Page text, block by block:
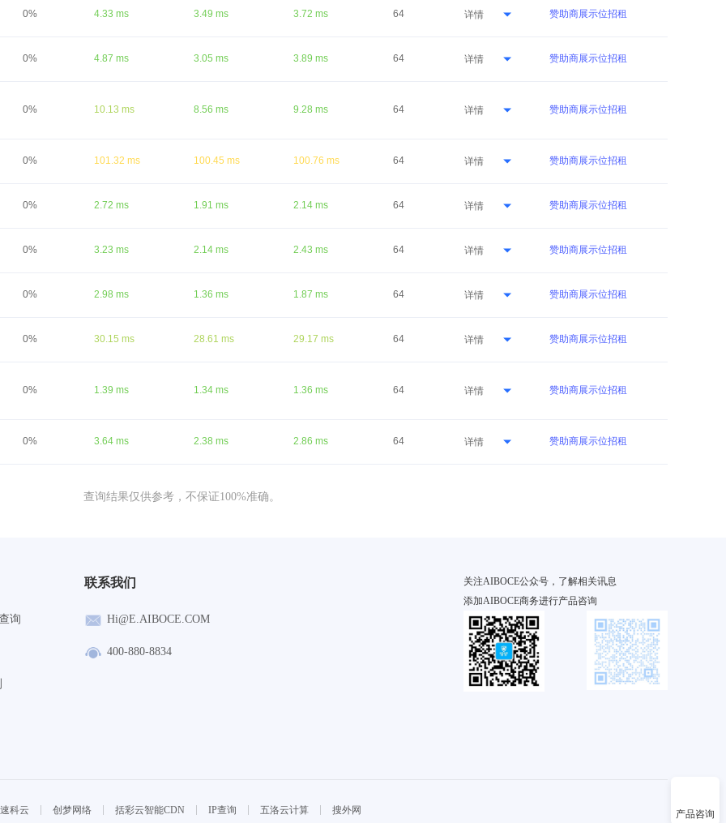
0% 4.33 ms 3.49 ms 3.72 ms 64 详情 赞助商展示位招租
0% 4.87 ms 3.05 ms 3.89 ms 64 详情 赞助商展示位招租
0% 10.13 ms 8.56 ms 9.28 ms 64 详情 赞助商展示位招租
0% 101.32 ms 100.45 ms 100.76 ms 64 详情 赞助商展示位招租
0% 2.72 ms 1.91 ms 2.14 ms 64 详情 赞助商展示位招租
0% 3.23 ms 2.14 ms 2.43 ms 64 详情 赞助商展示位招租
0% 2.98 ms 1.36 ms 1.87 ms 64 详情 赞助商展示位招租
0% 30.15 ms 28.61 ms 29.17 ms 64 详情 赞助商展示位招租
0% 1.39 ms 1.34 ms 1.36 ms 64 详情 赞助商展示位招租
0% 3.64 ms 2.38 ms 2.86 ms 64 详情 赞助商展示位招租
查询结果仅供参考，不保证100%准确。
询
联系我们
Hi@E.AIBOCE.COM
400-880-8834
关注AIBOCE公众号，了解相关讯息
添加AIBOCE商务进行产品咨询
速科云 创梦网络 括彩云智能CDN IP查询 五洛云计算 搜外网 产品咨询